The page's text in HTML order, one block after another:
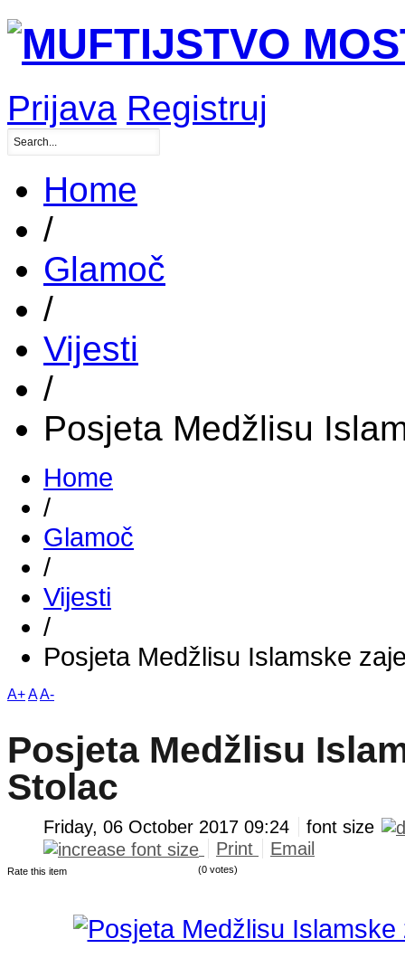
Prijava Registruj
Home
/
Glamoč
/
Vijesti
/
Posjeta Medžlisu
Home
/
Glamoč
/
Vijesti
/
Posjeta Medžlisu Islamske
A+AA-
Posjeta Medžlisu
Stolac
Friday, 06 October 2017 09:24
font size
Print
Email
Rate this item (0 votes)